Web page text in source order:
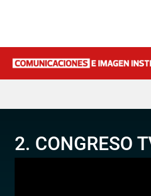
2. CONGRESO